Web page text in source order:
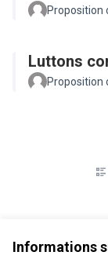
Informations
Proposition
Luttons
Proposition